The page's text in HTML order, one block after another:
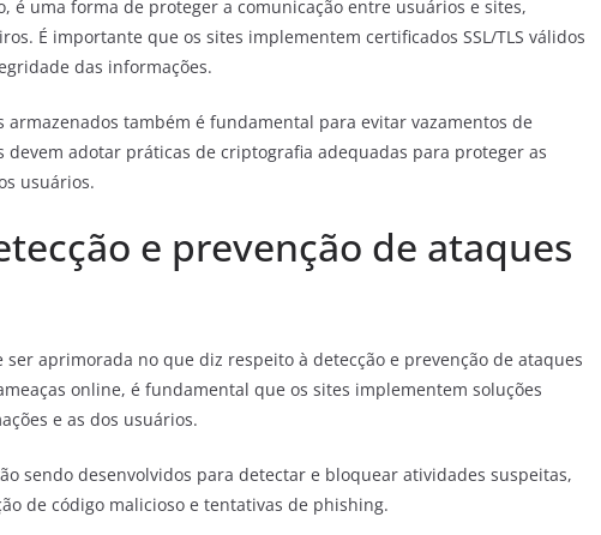
é uma forma de proteger a comunicação entre usuários e sites,
É importante que os sites implementem certificados SSL/TLS válidos
das informações.
armazenados também é fundamental para evitar vazamentos de
devem adotar práticas de criptografia adequadas para proteger as
usuários.
e prevenção de ataques
aprimorada no que diz respeito à detecção e prevenção de ataques
online, é fundamental que os sites implementem soluções
e as dos usuários.
sendo desenvolvidos para detectar e bloquear atividades suspeitas,
de código malicioso e tentativas de phishing.